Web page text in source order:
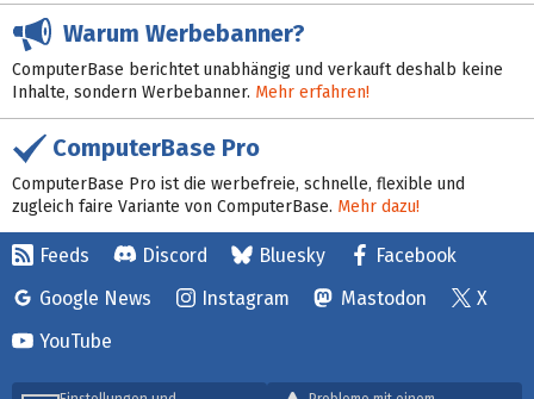
Warum Werbebanner?
ComputerBase berichtet unabhängig und verkauft deshalb keine
Inhalte, sondern Werbebanner. Mehr erfahren!
ComputerBase Pro
ComputerBase Pro ist die werbefreie, schnelle, flexible und
zugleich faire Variante von ComputerBase. Mehr dazu!
Feeds Discord Bluesky
Facebook
Google News
Instagram Mastodon
X
YouTube